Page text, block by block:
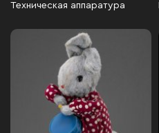
Техническая аппаратура